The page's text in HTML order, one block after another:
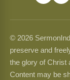
© 2026
preserve and
the glory of Christ
Content may be